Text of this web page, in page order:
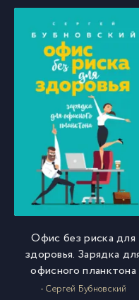
Офис без риска для
здоровья. Зарядка
офисного планктона
- Сергей Бубновский